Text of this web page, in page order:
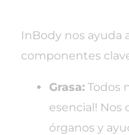
InBody nos ayuda
componentes
Grasa: Todos
esencial! Nos
órganos y